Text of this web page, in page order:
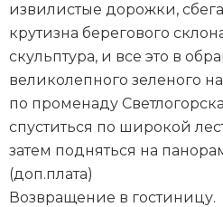
извилистые дорожки,
крутизна берегового
скульптура, и все это в
великолепного зеленого
по променаду
спуститься по широкой
затем подняться на
(доп.плата)
Возвращение в гостиницу.